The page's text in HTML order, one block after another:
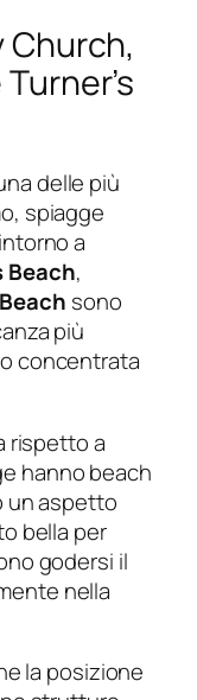
Church,
delle più
spiagge
a
Beach,
sono
più
concentrata
rispetto a
hanno beach
un aspetto
bella per
godersi il
nella
la posizione